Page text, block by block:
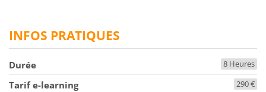
INFOS PRATIQUES
Durée 8 Heures
Tarif e-learning 290 €